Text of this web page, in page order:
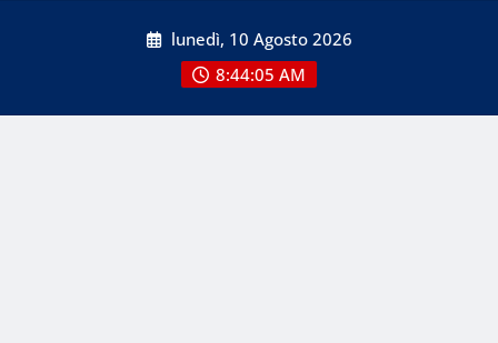
lunedì, 10 Agosto 2026
8:44:06 AM